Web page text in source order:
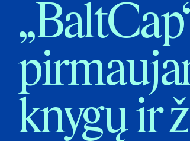
knygų ir